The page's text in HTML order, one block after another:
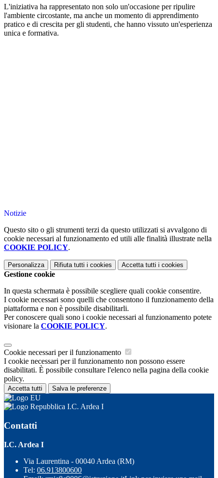
L'iniziativa ha rappresentato non solo un'occasione per ripulire
l'ambiente circostante, ma anche un momento di apprendimento
pratico e di crescita per gli studenti, che hanno vissuto un'esperienza
unica e formativa.
Notizie
Questo sito o gli strumenti terzi da questo utilizzati si avvalgono di
cookie necessari al funzionamento ed utili alle finalità illustrate nella
COOKIE POLICY.
Personalizza Rifiuta tutti i cookies Accetta tutti i cookies
Gestione cookie
In questa schermata è possibile scegliere quali cookie consentire.
I cookie necessari sono quelli che consentono il funzionamento della
piattaforma e non è possibile disabilitarli.
Per conoscere quali sono i cookie necessari al funzionamento potete
visionare la COOKIE POLICY.
Cookie necessari per il funzionamento
I cookie necessari per il funzionamento non possono essere
disabilitati. È possibile consultare l'elenco nella pagina della cookie
policy.
Accetta tutti Salva le preferenze
I.C. Ardea I
Contatti
I.C. Ardea I
Via Laurentina - 00040 Ardea (RM)
Tel: 06.913800600